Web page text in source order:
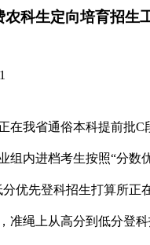
农科生定向培育招生
我省通俗本科提前批C
组内进档考生按照“分数
优先登科招生打算所正
准绳上从高分到低分登